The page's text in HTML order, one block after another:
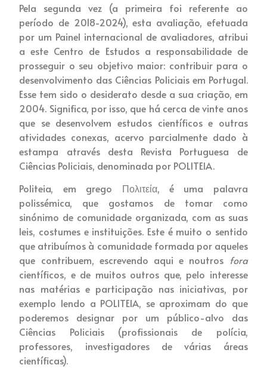
Pela segunda vez (a primeira foi referente ao
período de 2018-2024), esta avaliação, efetuada
por um Painel internacional de avaliadores, atribui
a este Centro de Estudos a responsabilidade de
prosseguir o seu objetivo maior: contribuir para o
desenvolvimento das Ciências Policiais em Portugal.
Esse tem sido o desiderato desde a sua criação, em
2004. Significa, por isso, que há cerca de vinte anos
que se desenvolvem estudos científicos e outras
atividades conexas, acervo parcialmente dado à
estampa através desta Revista Portuguesa de
Ciências Policiais, denominada por POLITEIA.
Politeia, em grego Πολιτεία, é uma palavra
polissémica, que gostamos de tomar como
sinónimo de comunidade organizada, com as suas
leis, costumes e instituições. Este é muito o sentido
que atribuímos à comunidade formada por aqueles
que contribuem, escrevendo aqui e noutros fora
científicos, e de muitos outros que, pelo interesse
nas matérias e participação nas iniciativas, por
exemplo lendo a POLITEIA, se aproximam do que
poderemos designar por um público-alvo das
Ciências Policiais (profissionais de polícia,
professores, investigadores de várias áreas
científicas).